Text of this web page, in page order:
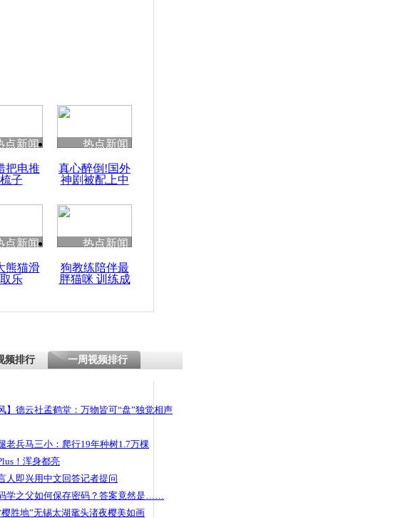
四川兴文苗乡上万人欢
度苗族花山节
清明祭英烈 哀思悼忠
上海高温持续:最高位
点新闻
把电推
子
热点新闻
真心醉倒!国外
神剧被配上中
点新闻
熊猫滑
乐
热点新闻
狗教练陪伴最
胖猫咪 训练成
频排行 一周视频排行
】德云社孟鹤堂：万物皆可“盘”独觉相声
老兵马三小：爬行19年种树1.7万棵
！浑身都亮
人即兴用中文回答记者提问
学之父如何保存密码？答案竟然是……
胜地”无锡太湖鼋头渚夜樱美如画